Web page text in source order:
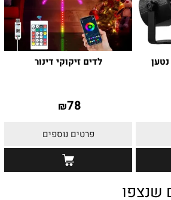
לדים זיקוקי דינור
₪78
פרטים נוספים
שנצפו